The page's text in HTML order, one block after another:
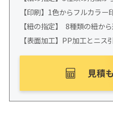
【印刷】1色からフルカラ
【紐の指定】 8種類の紐か
【表面加工】PP加工とニス